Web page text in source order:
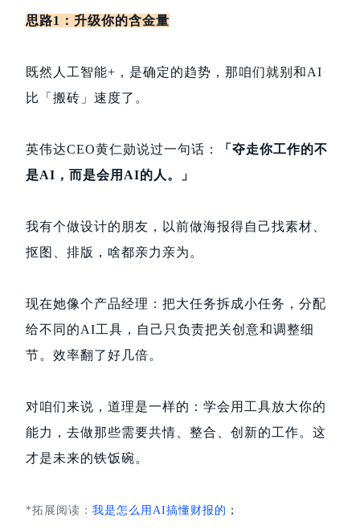
思路1：升级你的含金量
既然人工智能+，是确定的趋势，那咱们就别和AI
比「搬砖」速度了。
英伟达CEO黄仁勋说过一句话：
「夺走你工作的不
是AI，而是会用AI的人。」
我有个做设计的朋友，以前做海报得自己找素材、
抠图、排版，啥都亲力亲为。
现在她像个产品经理：把大任务拆成小任务，分配
给不同的AI工具，自己只负责把关创意和调整细
节。效率翻了好几倍。
对咱们来说，道理是一样的：学会用工具放大你的
能力，去做那些需要共情、整合、创新的工作。这
才是未来的铁饭碗。
*拓展阅读： 我是怎么用AI搞懂财报的 ；